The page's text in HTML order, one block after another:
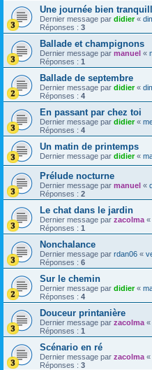
Une journée bien
Dernier message par didier«
Réponses : 3
Ballade et champignons
Dernier message par manuel «
Réponses : 1
Ballade de septembre
Dernier message par didier«
Réponses : 4
En passant par chez toi
Dernier message par didier«
Réponses : 4
Un matin de printemps
Dernier message par didier«
Prélude nocturne
Dernier message par manuel «
Réponses : 2
Le chat dans le jardin
Dernier message par zacolma «
Réponses : 1
Nonchalance
Dernier message par rdan06 «
Réponses : 6
Sur le chemin
Dernier message par didier«
Réponses : 4
Douceur printanière
Dernier message par zacolma «
Réponses : 1
Scénario en ré
Dernier message par zacolma «
Réponses : 3